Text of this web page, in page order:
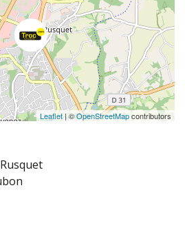
Leaflet| ©OpenStreetMapcontributors